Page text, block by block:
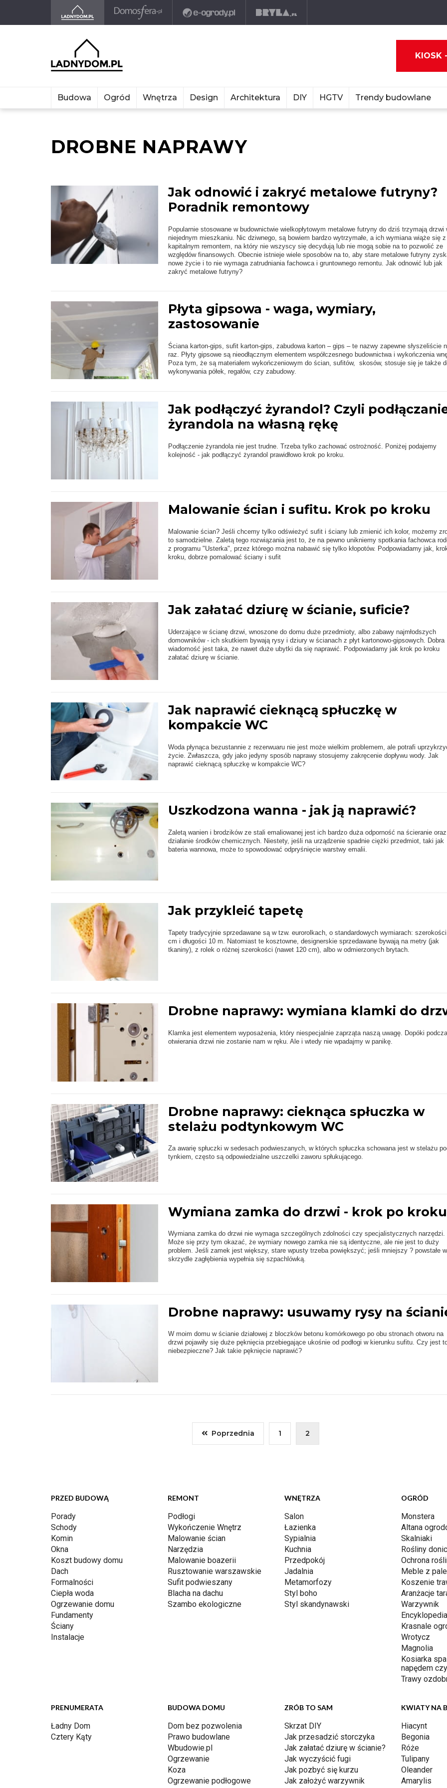
KIOSK
Budowa Ogród Wnętrza Design Architektura DIY HGTV Trendy budowlane
DROBNE NAPRAWY
Jak odnowić i zakryć metalowe futryny?
Poradnik remontowy
Popularnie stosowane w budownictwie wielkopłytowym metalowe futryny do dziś trzymają drzwi
niejednym mieszkaniu. Nic dziwnego, są bowiem bardzo wytrzymałe, a ich wymiana wiąże się z
kapitalnym remontem, na który nie wszyscy się decydują lub nie mogą sobie na to pozwolić ze
względów finansowych. Obecnie istnieje wiele sposobów na to, aby stare metalowe futryny
nowe życie i to nie wymaga zatrudniania fachowca i gruntownego remontu. Jak odnowić lub jak
zakryć metalowe futryny?
Płyta gipsowa - waga, wymiary,
zastosowanie
Ściana karton-gips, sufit karton-gips, zabudowa karton – gips – te nazwy zapewne słyszeliście
raz. Płyty gipsowe są nieodłącznym elementem współczesnego budownictwa i wykończenia
Poza tym, że są materiałem wykończeniowym do ścian, sufitów, skosów, stosuje się je także
wykonywania półek, regałów, czy zabudowy.
Jak podłączyć żyrandol? Czyli
żyrandola na własną rękę
Podłączenie żyrandola nie jest trudne. Trzeba tylko zachować ostrożność. Poniżej podajemy
kolejność - jak podłączyć żyrandol prawidłowo krok po kroku.
Malowanie ścian i sufitu. Krok po kroku
Malowanie ścian? Jeśli chcemy tylko odświeżyć sufit i ściany lub zmienić ich kolor, możemy
to samodzielne. Zaletą tego rozwiązania jest to, że na pewno unikniemy spotkania fachowca
z programu "Usterka", przez którego można nabawić się tylko kłopotów. Podpowiadamy jak,
kroku, dobrze pomalować ściany i sufit
Jak załatać dziurę w ścianie, suficie?
Uderzające w ścianę drzwi, wnoszone do domu duże przedmioty, albo zabawy najmłodszych
domowników - ich skutkiem bywają rysy i dziury w ścianach z płyt kartonowo-gipsowych. Dobra
wiadomość jest taka, że nawet duże ubytki da się naprawić. Podpowiadamy jak krok po kroku
załatać dziurę w ścianie.
Jak naprawić cieknącą spłuczkę w
kompakcie WC
Woda płynąca bezustannie z rezerwuaru nie jest może wielkim problemem, ale potrafi
życie. Zwłaszcza, gdy jako jedyny sposób naprawy stosujemy zakręcenie dopływu wody. Jak
naprawić cieknącą spłuczkę w kompakcie WC?
Uszkodzona wanna - jak ją naprawić?
Zaletą wanien i brodzików ze stali emaliowanej jest ich bardzo duża odporność na ścieranie oraz
działanie środków chemicznych. Niestety, jeśli na urządzenie spadnie ciężki przedmiot, taki jak
bateria wannowa, może to spowodować odpryśnięcie warstwy emalii.
Jak przykleić tapetę
Tapety tradycyjnie sprzedawane są w tzw. eurorolkach, o standardowych wymiarach:
cm i długości 10 m. Natomiast te kosztowne, designerskie sprzedawane bywają na metry (jak
tkaniny), z rolek o różnej szerokości (nawet 120 cm), albo w odmierzonych brytach.
Drobne naprawy: wymiana klamki do
Klamka jest elementem wyposażenia, który niespecjalnie zaprząta naszą uwagę. Dopóki
otwierania drzwi nie zostanie nam w ręku. Ale i wtedy nie wpadajmy w panikę.
Drobne naprawy: cieknąca spłuczka w
stelażu podtynkowym WC
Za awarię spłuczki w sedesach podwieszanych, w których spłuczka schowana jest w stelażu
tynkiem, często są odpowiedzialne uszczelki zaworu spłukującego.
Wymiana zamka do drzwi - krok po kroku
Wymiana zamka do drzwi nie wymaga szczególnych zdolności czy specjalistycznych narzędzi.
Może się przy tym okazać, że wymiary nowego zamka nie są identyczne, ale nie jest to duży
problem. Jeśli zamek jest większy, stare wpusty trzeba powiększyć; jeśli mniejszy ? powstałe w
skrzydle zagłębienia wypełnia się szpachlówką.
Drobne naprawy: usuwamy rysy na
W moim domu w ścianie działowej z bloczków betonu komórkowego po obu stronach otworu na
drzwi pojawiły się duże pęknięcia przebiegające ukośnie od podłogi w kierunku sufitu. Czy jest
niebezpieczne? Jak takie pęknięcie naprawić?
Poprzednia 1 2
PRZED BUDOWĄ
Porady
Schody
Komin
Okna
Koszt budowy domu
Dach
Formalności
Ciepła woda
Ogrzewanie domu
Fundamenty
Ściany
Instalacje
REMONT
Podłogi
Wykończenie Wnętrz
Malowanie ścian
Narzędzia
Malowanie boazerii
Rusztowanie warszawskie
Sufit podwieszany
Blacha na dachu
Szambo ekologiczne
WNĘTRZA
Salon
Łazienka
Sypialnia
Kuchnia
Przedpokój
Jadalnia
Metamorfozy
Styl boho
Styl skandynawski
OGRÓD
Monstera
Altana
Skalniaki
Rośliny
Ochrona
Meble z
Koszenie
Aranżacje
Warzywnik
Krasnale
Wrotycz
Magnolia
Kosiarka
napędem
Trawy
PRENUMERATA
Ładny Dom
Cztery Kąty
BUDOWA DOMU
Dom bez pozwolenia
Prawo budowlane
Wbudowie.pl
Ogrzewanie
Koza
Ogrzewanie podłogowe
ZRÓB TO SAM
Skrzat DIY
Jak przesadzić storczyka
Jak załatać dziurę w ścianie?
Jak wyczyścić fugi
Jak pozbyć się kurzu
Jak założyć warzywnik
KWIATY NA
Hiacynt
Begonia
Róże
Tulipany
Oleander
Amarylis